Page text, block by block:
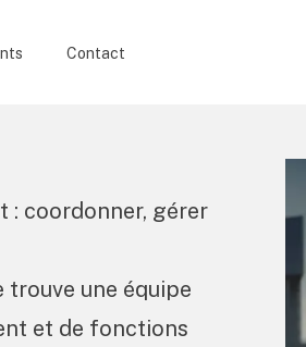
Contact
: coordonner, gérer
trouve une équipe
et de fonctions